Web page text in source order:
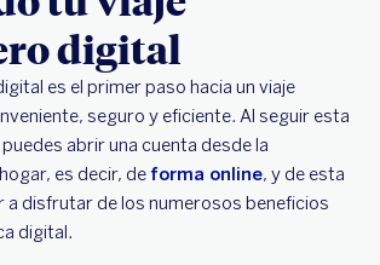
digital
es el primer paso hacia un viaje
seguro y eficiente. Al seguir esta
abrir una cuenta desde la
es decir, de forma online, y de esta
a disfrutar de los numerosos beneficios
digital.